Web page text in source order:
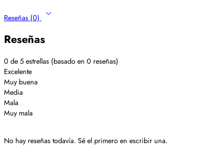
Reseñas (0)
Reseñas
0 de 5 estrellas (basado en 0 reseñas)
Excelente
Muy buena
Media
Mala
Muy mala
No hay reseñas todavía. Sé el primero en escribir una.